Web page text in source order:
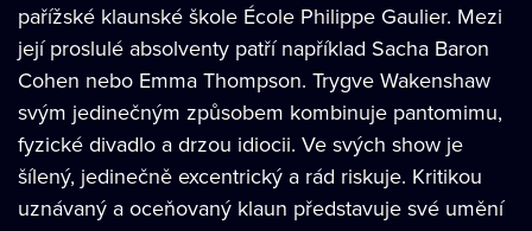
pařížské klaunské škole École Philippe Gaulier. Mezi
její proslulé absolventy patří například Sacha Baron
Cohen nebo Emma Thompson. Trygve Wakenshaw
svým jedinečným způsobem kombinuje pantomimu,
fyzické divadlo a drzou idiocii. Ve svých show je
šílený, jedinečně excentrický a rád riskuje. Kritikou
uznávaný a oceňovaný klaun představuje své umění